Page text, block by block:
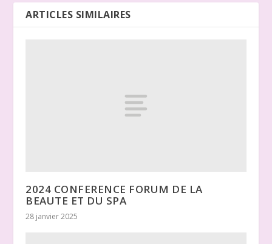
ARTICLES SIMILAIRES
2024 CONFERENCE FORUM DE LA
BEAUTE ET DU SPA
28 janvier 2025